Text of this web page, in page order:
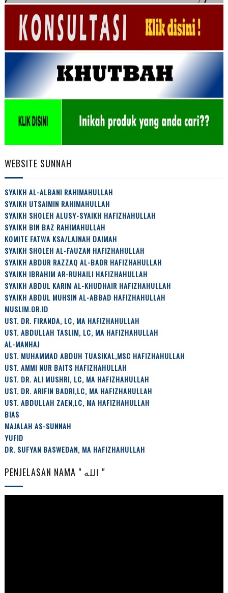
WEBSITE SUNNAH
SYAIKH AL-ALBANI RAHIMAHULLAH
SYAIKH UTSAIMIN RAHIMAHULLAH
SYAIKH SHOLEH ALUSY-SYAIKH HAFIZHAHULLAH
SYAIKH BIN BAZ RAHIMAHULLAH
KOMITE FATWA KSA/LAJNAH DAIMAH
SYAIKH SHOLEH AL-FAUZAN HAFIZHAHULLAH
SYAIKH ABDUR RAZZAQ AL-BADR HAFIZHAHULLAH
SYAIKH IBRAHIM AR-RUHAILI HAFIZHAHULLAH
SYAIKH ABDUL KARIM AL-KHUDHAIR HAFIZHAHULLAH
SYAIKH ABDUL MUHSIN AL-ABBAD HAFIZHAHULLAH
MUSLIM.OR.ID
UST. DR. FIRANDA, LC, MA HAFIZHAHULLAH
UST. ABDULLAH TASLIM, LC, MA HAFIZHAHULLAH
AL-MANHAJ
UST. MUHAMMAD ABDUH TUASIKAL,MSC HAFIZHAHULLAH
UST. AMMI NUR BAITS HAFIZHAHULLAH
UST. DR. ALI MUSHRI, LC, MA HAFIZHAHULLAH
UST. DR. ARIFIN BADRI,LC, MA HAFIZHAHULLAH
UST. ABDULLAH ZAEN,LC, MA HAFIZHAHULLAH
BIAS
MAJALAH AS-SUNNAH
YUFID
DR. SUFYAN BASWEDAN, MA HAFIZHAHULLAH
PENJELASAN NAMA " الله "